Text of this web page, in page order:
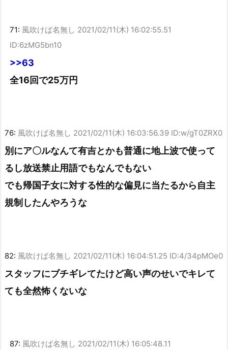
71: 風吹けば名無し 2021/02/11(木) 16:02:55.51
ID:6zMG5bn10
>>63
全16回で25万円
76: 風吹けば名無し 2021/02/11(木) 16:03:56.39 ID:w/gT0ZRX0
別にア〇ルなんて有吉とかも普通に地上波で使って
るし放送禁止用語でもなんでもない
でも帰国子女に対する性的な偏見に当たるから自主
規制したんやろうな
82: 風吹けば名無し 2021/02/11(木) 16:04:51.25 ID:4/34pMOe0
スタッフにブチギレてたけど高い声のせいでキレて
ても全然怖くないな
87: 風吹けば名無し 2021/02/11(木) 16:05:48.11